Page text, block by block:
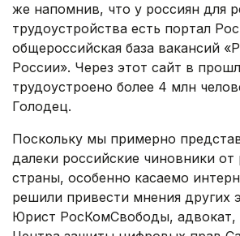
же напомнив, что у россиян для
трудоустройства есть портал
общероссийская база вакансий
России». Через этот сайт в
трудоустроено более 4 млн
Голодец.
Поскольку мы примерно
далеки российские чиновники от
страны, особенно касаемо
решили привести мнения других
Юрист РосКомСвободы, адвокат,